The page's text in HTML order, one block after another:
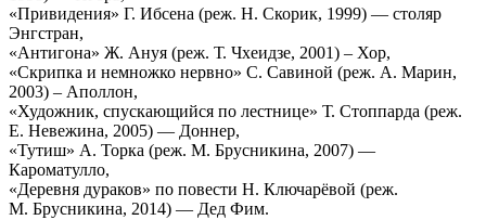
«Привидения» Г. Ибсена (реж. Н. Скорик, 1999) — столяр
Энгстран,
«Антигона» Ж. Ануя (реж. Т. Чхеидзе, 2001) – Хор,
«Скрипка и немножко нервно» С. Савиной (реж. А. Марин,
2003) – Аполлон,
«Художник, спускающийся по лестнице» Т. Стоппарда (реж.
Е. Невежина, 2005) — Доннер,
«Тутиш» А. Торка (реж. М. Брусникина, 2007) —
Кароматулло,
«Деревня дураков» по повести Н. Ключарёвой (реж.
М. Брусникина, 2014) — Дед Фим.